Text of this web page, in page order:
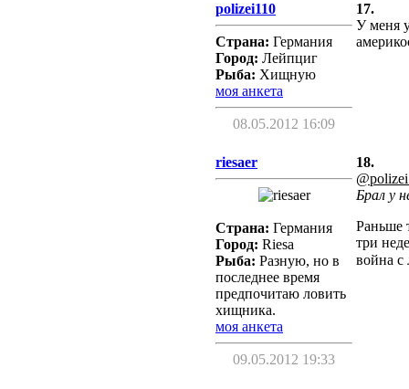
polizei110
Страна: Германия
Город: Лейпциг
Рыба: Хищную
моя анкета
08.05.2012 16:09
17.
У меня
riesaer
Страна: Германия
Город: Riesa
Рыба: Разную, но в
последнее время
предпочитаю ловить
хищника.
моя анкета
09.05.2012 19:33
18.
Брал у
Раньше
три
война с